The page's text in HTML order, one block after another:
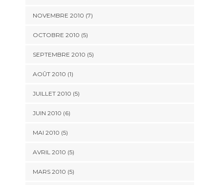
NOVEMBRE 2010 (7)
OCTOBRE 2010 (5)
SEPTEMBRE 2010 (5)
AOÛT 2010 (1)
JUILLET 2010 (5)
JUIN 2010 (6)
MAI 2010 (5)
AVRIL 2010 (5)
MARS 2010 (5)